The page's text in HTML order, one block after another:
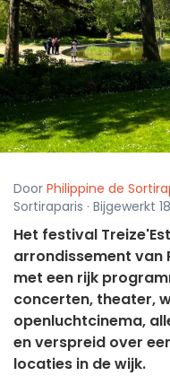
Door Philippine de
Sortiraparis · Bijgewerkt
Het festival
arrondissement van
met een rijk
concerten, theater,
openluchtcinema,
en verspreid over
locaties in de wijk.